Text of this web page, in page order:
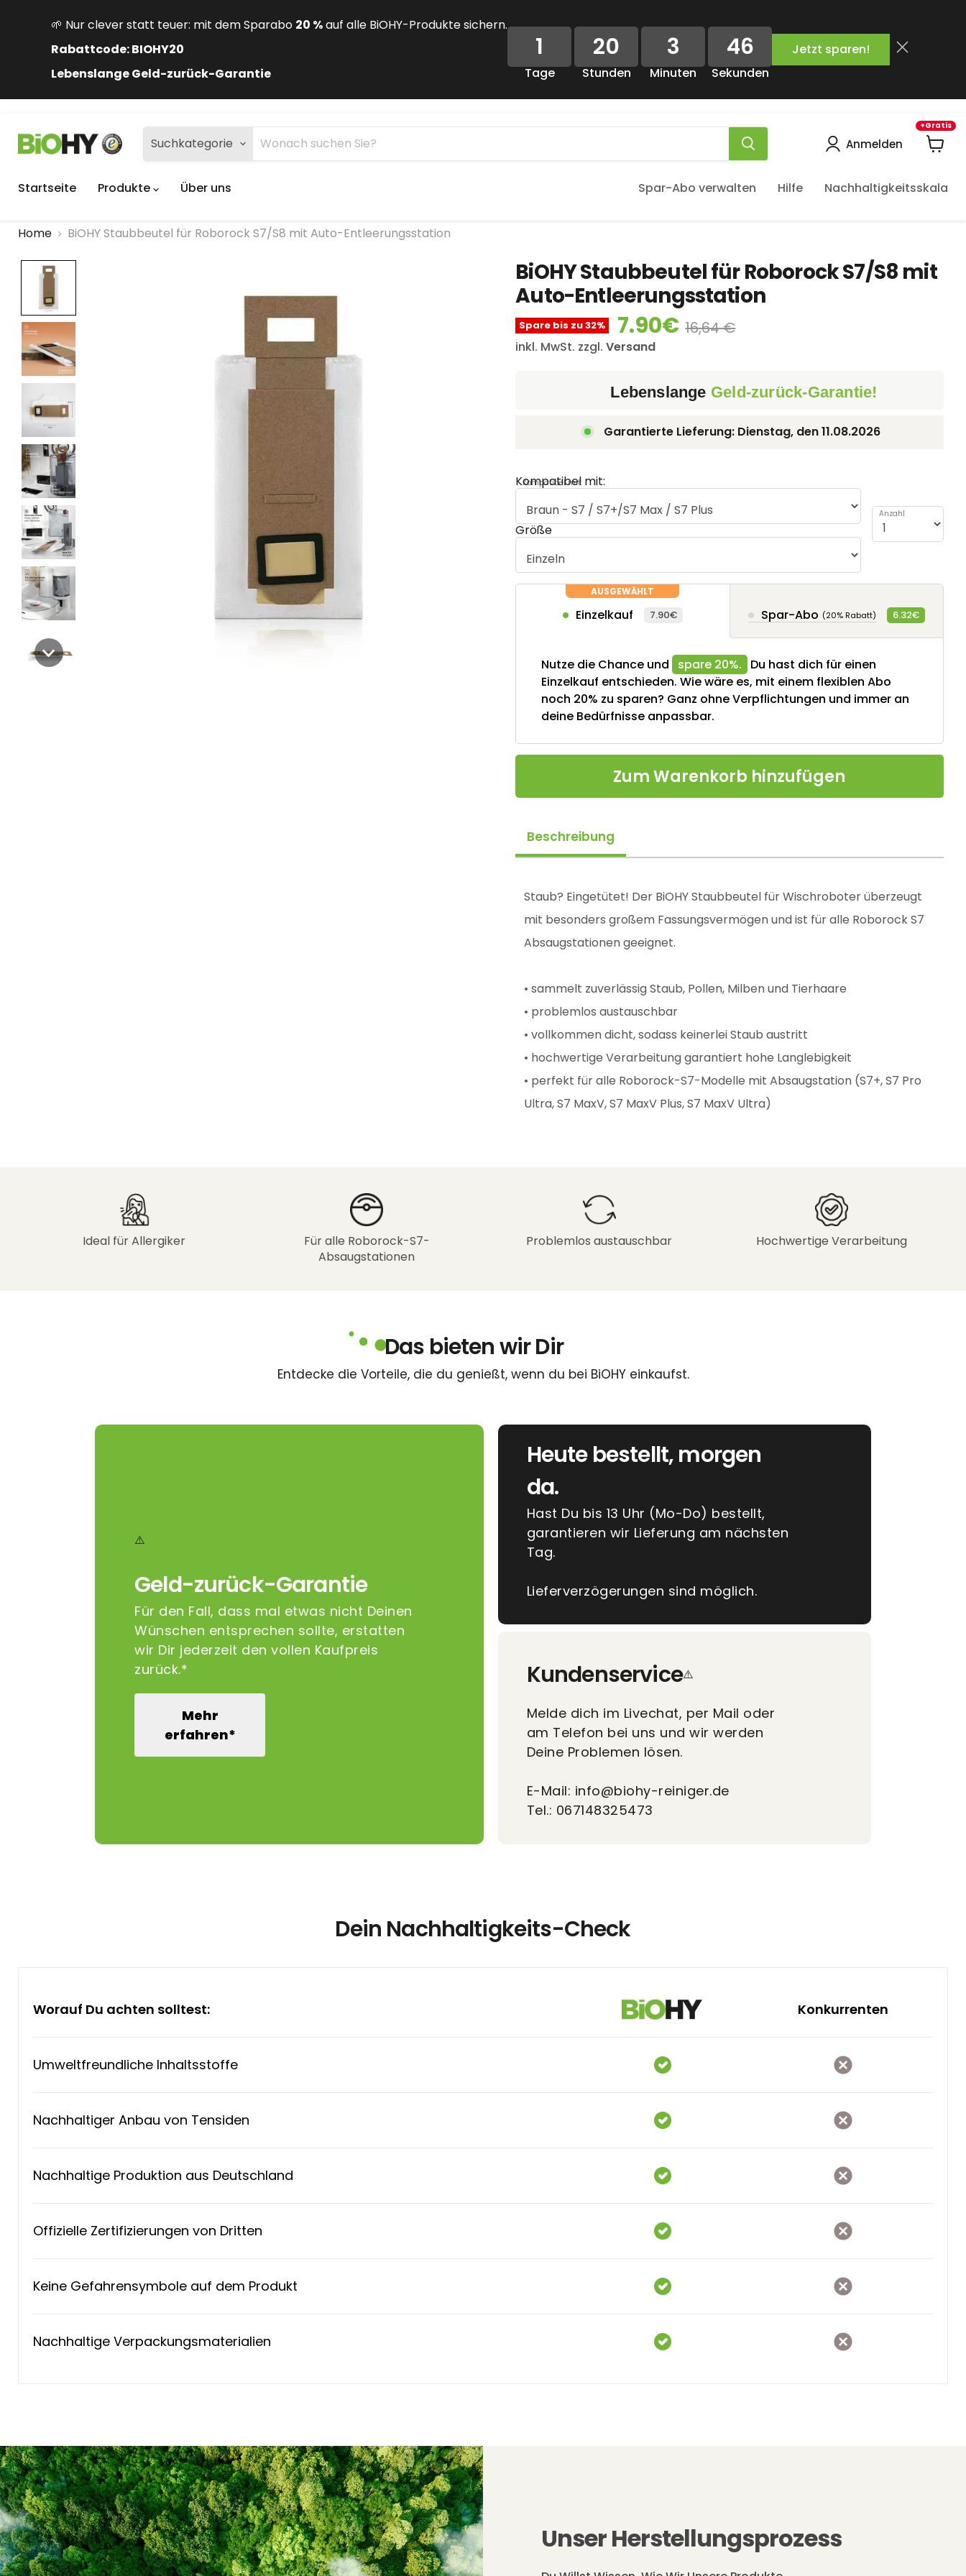
🌱 Nur clever statt teuer: mit dem Sparabo 20 %auf alle BiOHY-Produkte sichern.
Rabattcode: BIOHY20
Lebenslange Geld-zurück-Garantie
1
Tage
20
Stunden
3
Minuten
45
Sekunden
Jetzt sparen!
Suchkategorie Anmelden
+Gratis
Startseite
Produkte Über uns Spar-Abo verwalten Hilfe Nachhaltigkeitsskala
Home BiOHY Staubbeutel für Roborock S7/S8 mit Auto-Entleerungsstation
BiOHY Staubbeutel für Roborock S7/S8 mit
Auto-Entleerungsstation
Spare bis zu32% 7.90€ 16,64 €
inkl. MwSt. zzgl.Versand
Lebenslange Geld-zurück-Garantie!
Garantierte Lieferung: Dienstag, den11.08.2026
Kompatibel mit:
Kompatibel mit:
Größe
Anzahl
Einzelkauf 7.90€ Spar-Abo (20% Rabatt) 6.32€
Nutze die Chance und spare 20%.
Du hast dich für einen
Einzelkauf entschieden. Wie wäre es, mit einem flexiblen Abo
noch 20% zu sparen? Ganz ohne Verpflichtungen und immer an
deine Bedürfnisse anpassbar.
Zum Warenkorb hinzufügen
Beschreibung
Staub? Eingetütet! Der BiOHY Staubbeutel für Wischroboter überzeugt
mit besonders großem Fassungsvermögen und ist für alle Roborock S7
Absaugstationen geeignet.
• sammelt zuverlässig Staub, Pollen, Milben und Tierhaare
• problemlos austauschbar
• vollkommen dicht, sodass keinerlei Staub austritt
• hochwertige Verarbeitung garantiert hohe Langlebigkeit
• perfekt für alle Roborock-S7-Modelle mit Absaugstation (S7+, S7 Pro
Ultra, S7 MaxV, S7 MaxV Plus, S7 MaxV Ultra)
Ideal für Allergiker
Für alle Roborock-S7-
Absaugstationen
Problemlos austauschbar Hochwertige Verarbeitung
Das bieten wir Dir
Entdecke die Vorteile, die du genießt, wenn du bei BiOHY einkaufst.
Geld-zurück-Garantie
Für den Fall, dass mal etwas nicht Deinen
Wünschen entsprechen sollte, erstatten
wir Dir jederzeit den vollen Kaufpreis
zurück.*
Mehr
erfahren*
Heute bestellt, morgen
da.
Hast Du bis 13 Uhr (Mo-Do) bestellt,
garantieren wir Lieferung am nächsten
Tag.
Lieferverzögerungen sind möglich.
Kundenservice
Melde dich im Livechat, per Mail oder
am Telefon bei uns und wir werden
Deine Problemen lösen.
E-Mail: info@biohy-reiniger.de
Tel.: 067148325473
Dein Nachhaltigkeits-Check
Worauf Du achten solltest: Konkurrenten
Umweltfreundliche Inhaltsstoffe
Nachhaltiger Anbau von Tensiden
Nachhaltige Produktion aus Deutschland
Offizielle Zertifizierungen von Dritten
Keine Gefahrensymbole auf dem Produkt
Nachhaltige Verpackungsmaterialien
Unser Herstellungsprozess